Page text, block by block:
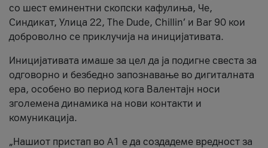
со шест еминентни скопски кафулиња, Че,
Синдикат, Улица 22, The Dude, Chillin’ и Bar 90 кои
доброволно се приклучија на иницијативата.
Иницијативата имаше за цел да ја подигне свеста за
одговорно и безбедно запознавање во дигиталната
ера, особено во период кога Валентајн носи
зголемена динамика на нови контакти и
комуникација.
„Нашиот пристап во А1 е да создадеме вредност за